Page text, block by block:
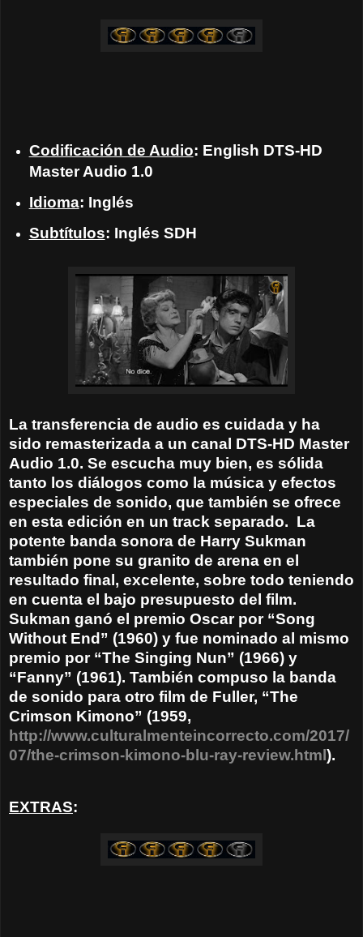
Codificación de Audio: English DTS-HD
Master Audio 1.0
Idioma: Inglés
Subtítulos: Inglés SDH
La transferencia de audio es cuidada y ha
sido remasterizada a un canal DTS-HD Master
Audio 1.0. Se escucha muy bien, es sólida
tanto los diálogos como la música y efectos
especiales de sonido, que también se ofrece
en esta edición en un track separado. La
potente banda sonora de Harry Sukman
también pone su granito de arena en el
resultado final, excelente, sobre todo teniendo
en cuenta el bajo presupuesto del film.
Sukman ganó el premio Oscar por “Song
Without End” (1960) y fue nominado al mismo
premio por “The Singing Nun” (1966) y
“Fanny” (1961). También compuso la banda
de sonido para otro film de Fuller, “The
Crimson Kimono” (1959,
http://www.culturalmenteincorrecto.com/2017/
07/the-crimson-kimono-blu-ray-review.html).
EXTRAS: